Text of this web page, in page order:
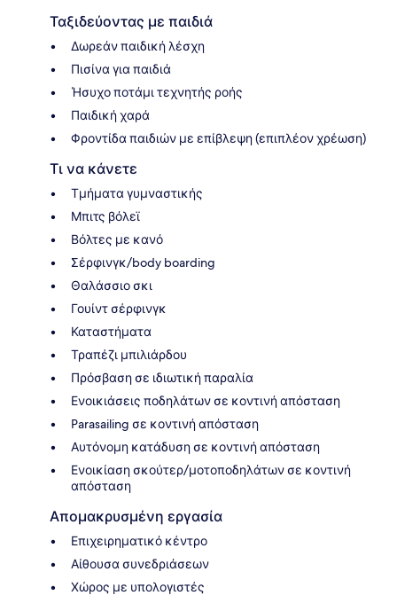
Ταξιδεύοντας με παιδιά
Δωρεάν παιδική λέσχη
Πισίνα για παιδιά
Ήσυχο ποτάμι τεχνητής ροής
Παιδική χαρά
Φροντίδα παιδιών με επίβλεψη (επιπλέον χρέωση)
Τι να κάνετε
Τμήματα γυμναστικής
Μπιτς βόλεϊ
Βόλτες με κανό
Σέρφινγκ/body boarding
Θαλάσσιο σκι
Γουίντ σέρφινγκ
Καταστήματα
Τραπέζι μπιλιάρδου
Πρόσβαση σε ιδιωτική παραλία
Ενοικιάσεις ποδηλάτων σε κοντινή απόσταση
Parasailing σε κοντινή απόσταση
Αυτόνομη κατάδυση σε κοντινή απόσταση
Ενοικίαση σκούτερ/μοτοποδηλάτων σε κοντινή
απόσταση
Απομακρυσμένη εργασία
Επιχειρηματικό κέντρο
Αίθουσα συνεδριάσεων
Χώρος με υπολογιστές